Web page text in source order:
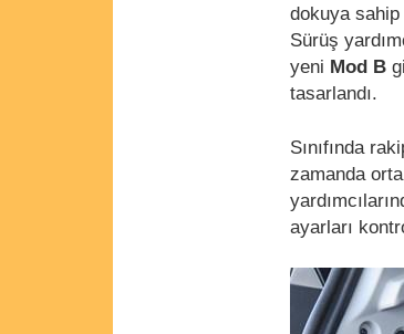
dokuya
Sürüş
yeni Mod B
tasarlandı.
Sınıfında
zamanda
ayarları